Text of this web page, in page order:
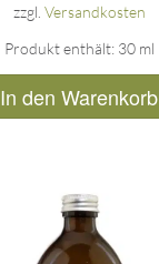
zzgl. Versandkosten
Produkt enthält: 30 ml
In den Warenkorb